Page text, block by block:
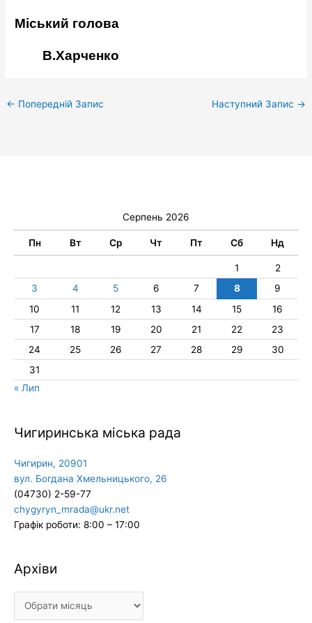
Міський голова
В.Харченко
← Попередній Запис Наступний Запис →
Серпень 2026
Пн Вт Ср Чт Пт Сб Нд
1
2
3
4 5 6 7 8
9
10
11 12 13 14 15
16
17
18 19 20 21 22
23
24
25 26 27 28 29
30
31
« Лип
Чигиринська міська рада
Чигирин, 20901
вул. Богдана Хмельницького, 26
(04730) 2-59-77
chygyryn_mrada@ukr.net
Графік роботи: 8:00 – 17:00
Архіви
Архіви